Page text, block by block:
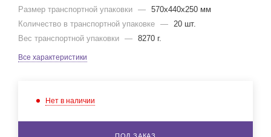
Размер транспортной упаковки — 570x440x250 мм
Количество в транспортной упаковке — 20 шт.
Вес транспортной упаковки — 8270 г.
Все характеристики
Нет в наличии